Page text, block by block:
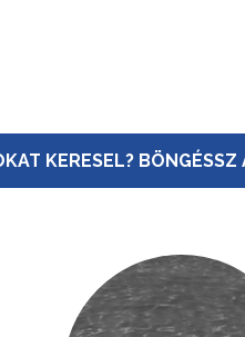
KERESEL?